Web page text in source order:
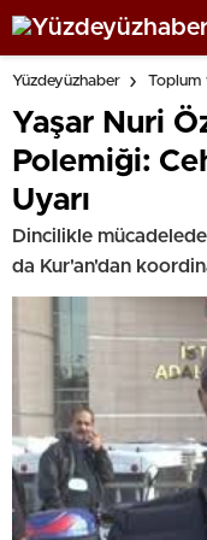
Yüzdeyüzhaber Toplum
Yaşar Nuri
Polemiği:
Uyarı
Dincilikle
da Kur'an'dan